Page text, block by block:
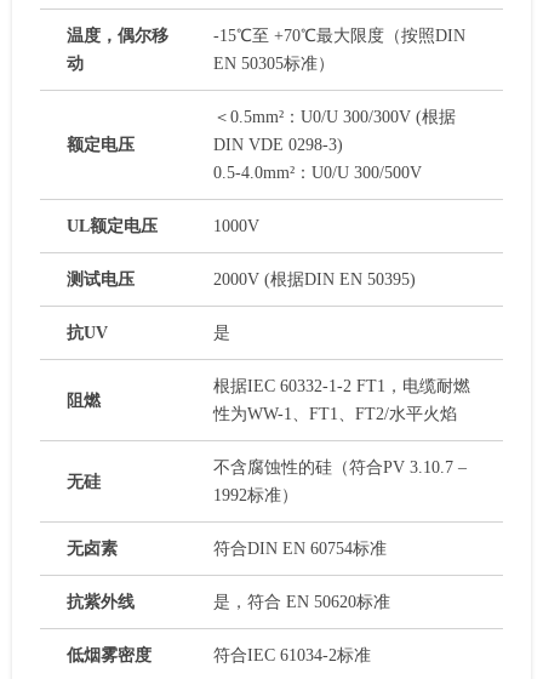
温度，偶尔移
动
-15℃至 +70℃最大限度（按照DIN
EN 50305标准）
额定电压
＜0.5mm²：U0/U 300/300V (根据
DIN VDE 0298-3)
0.5-4.0mm²：U0/U 300/500V
UL额定电压 1000V
测试电压 2000V (根据DIN EN 50395)
抗UV 是
阻燃
根据IEC 60332-1-2 FT1，电缆耐燃
性为WW-1、FT1、FT2/水平火焰
无硅
不含腐蚀性的硅（符合PV 3.10.7 –
1992标准）
无卤素 符合DIN EN 60754标准
抗紫外线 是，符合 EN 50620标准
低烟雾密度 符合IEC 61034-2标准